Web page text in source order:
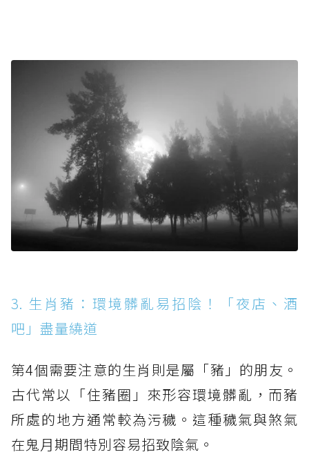
3. 生肖豬：環境髒亂易招陰！「夜店、酒
吧」盡量繞道
第4個需要注意的生肖則是屬「豬」的朋友。
古代常以「住豬圈」來形容環境髒亂，而豬
所處的地方通常較為污穢。這種穢氣與煞氣
在鬼月期間特別容易招致陰氣。